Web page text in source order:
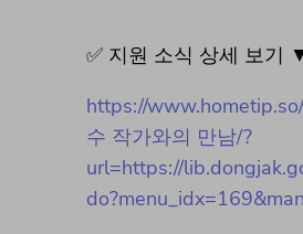
✅ 지원 소식 상세 보기
https://
수 작가와의 만남/?
url=https://